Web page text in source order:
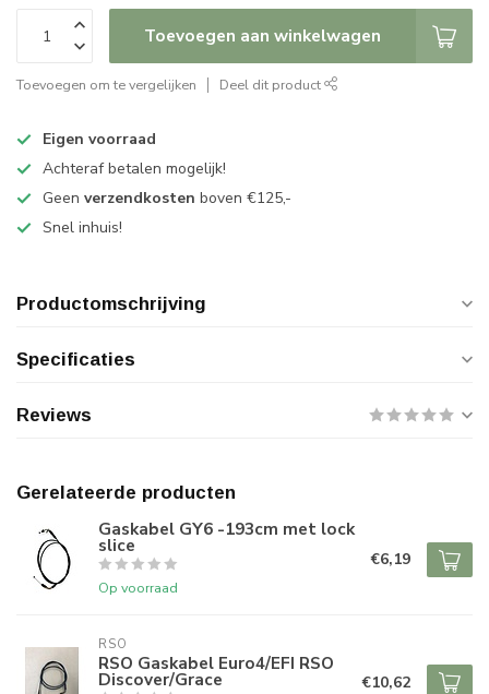
Toevoegen aan winkelwagen
Toevoegen om te vergelijken Deel dit product
Eigen voorraad
Achteraf betalen mogelijk!
Geen verzendkosten boven €125,-
Snel inhuis!
Productomschrijving
Specificaties
Reviews
Gerelateerde producten
Gaskabel GY6 -193cm met lock
slice
Op voorraad
€6,19
RSO
RSO Gaskabel Euro4/EFI RSO
Discover/Grace €10,62